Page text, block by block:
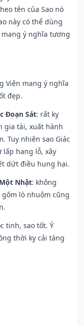
tên của Sao nó
này có thể dùng
ý nghĩa tương
Viên mang ý nghĩa
đẹp.
Đoạn Sát: rất kỵ
gia tài, xuất hành
Tuy nhiên sao Giác
lấp hang lỗ, xây
dứt điều hung hại.
Nhật: không
lò nhuộm cũng
tinh, sao tốt. Ý
thời kỵ cải táng